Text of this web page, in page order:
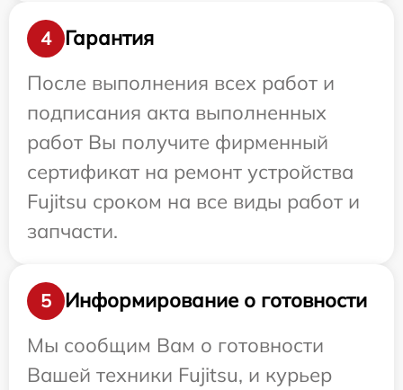
4
Гарантия
После выполнения всех работ и
подписания акта выполненных
работ Вы получите фирменный
сертификат на ремонт устройства
Fujitsu сроком на все виды работ и
запчасти.
5
Информирование о готовности
Мы сообщим Вам о готовности
Вашей техники Fujitsu, и курьер